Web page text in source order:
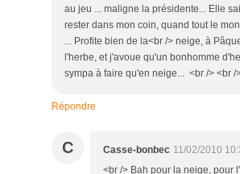
au jeu ... maligne la présidente... Elle
rester dans mon coin, quand tout le
... Profite bien de la<br /> neige, à
l'herbe, et j'avoue qu'un bonhomme
sympa à faire qu'en neige... <br /> <br /
Répondre
C Casse-bonbec 11/02/2010
<br /> Bah pour la neige, pour